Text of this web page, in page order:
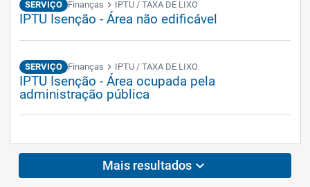
SERVIÇO Finanças chevron_right IPTU / TAXA DE LIXO
IPTU Isenção - Área não edificável
SERVIÇO Finanças chevron_right IPTU / TAXA DE LIXO
IPTU Isenção - Área ocupada pela
administração pública
Mais resultadosexpand_more